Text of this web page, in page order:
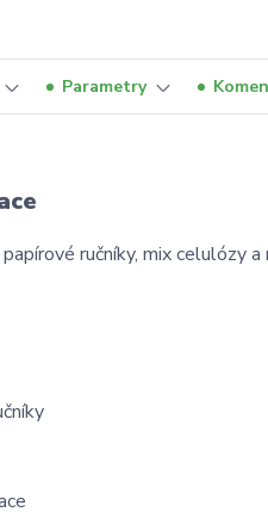
Parametry
ručníky, mix celulózy